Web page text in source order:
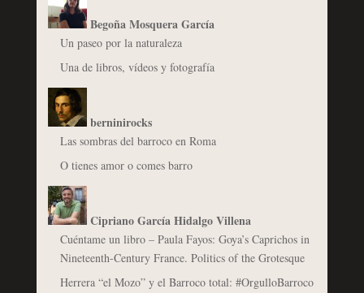
Begoña Mosquera García
Un paseo por la naturaleza
Una de libros, vídeos y fotografía
berninirocks
Las sombras del barroco en Roma
O tienes amor o comes barro
Cipriano García Hidalgo Villena
Cuéntame un libro – Paula Fayos: Goya’s Caprichos in
Nineteenth-Century France. Politics of the Grotesque
Herrera “el Mozo” y el Barroco total: #OrgulloBarroco